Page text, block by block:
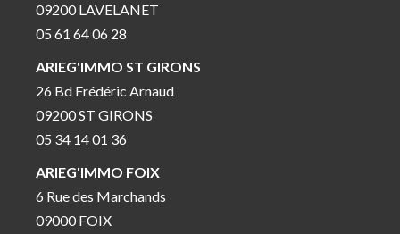
09200 LAVELANET
05 61 64 06 28
ARIEG'IMMO ST GIRONS
26 Bd Frédéric Arnaud
09200 ST GIRONS
05 34 14 01 36
ARIEG'IMMO FOIX
6 Rue des Marchands
09000 FOIX